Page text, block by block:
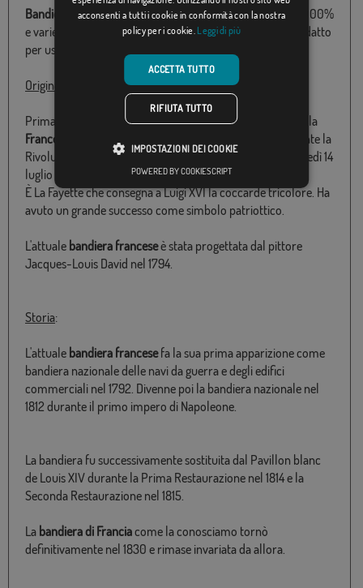
Bandiera Franciacon il cappotto disponibile in poliestere 100%
e varie misure da 060X100 a 150x300 Particolarmente adatto
per uso esterno e made in Europe.
Origine
Prima di essere rappresentati su una bandiera, i colori della
France
apparvero per la prima volta sulla coccarde durante la
Rivoluzione francese, dopo la presa della Bastiglia il martedì 14
luglio 1789.
È La Fayette che consegna a Luigi XVI la coccarde tricolore. Ha
avuto un grande successo come simbolo patriottico.
L'attuale bandiera franceseè stata progettata dal pittore
Jacques-Louis David nel 1794.
Storia:
L'attuale bandiera francesefa la sua prima apparizione come
bandiera nazionale delle navi da guerra e degli edifici
commerciali nel 1792. Divenne poi la bandiera nazionale nel
1812 durante il primo impero di Napoleone.
La bandiera fu successivamente sostituita dal Pavillon blanc
de Louis XIV durante la Prima Restaurazione nel 1814 e la
Seconda Restaurazione nel 1815.
La bandiera di Franciacome la conosciamo tornò
definitivamente nel 1830 e rimase invariata da allora.
acconsenti a tutti i cookie in conformità con la nostra
policy per i cookie. Leggi di più
ACCETTA TUTTO
RIFIUTA TUTTO
IMPOSTAZIONI DEI COOKIE
POWERED BY COOKIESCRIPT